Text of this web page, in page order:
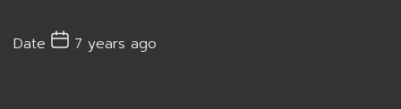
Date 7 years ago